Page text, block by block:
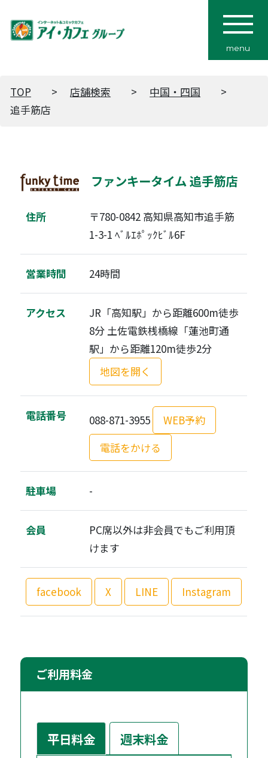
menu
TOP 店舗検索
中国・四国
追手筋店
ファンキータイム 追手筋店
住所
〒780-0842 高知県高知市追手筋
1-3-1 ﾍﾞﾙｴﾎﾟｯｸﾋﾞﾙ6F
営業時間 24時間
アクセス
JR「高知駅」から距離600m徒歩
8分 土佐電鉄桟橋線「蓮池町通
駅」から距離120m徒歩2分
地図を開く
電話番号 088-871-3955
WEB予約
電話をかける
駐車場 -
会員
PC席以外は非会員でもご利用頂
けます
facebook X LINE Instagram
ご利用料金
平日料金 週末料金